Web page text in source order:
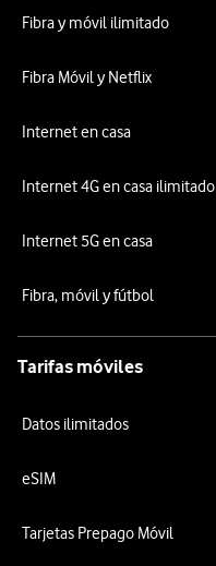
Fibra y móvil ilimitado
Fibra Móvil y Netflix
Internet en casa
Internet 4G en casa ilimitado
Internet 5G en casa
Fibra, móvil y fútbol
Tarifas móviles
Datos ilimitados
eSIM
Tarjetas Prepago Móvil